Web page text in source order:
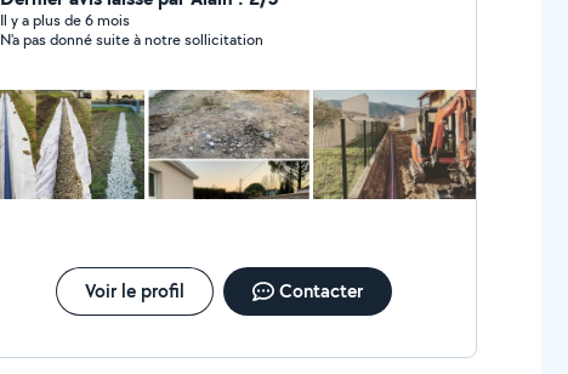
Il y a plus de 6 mois
N'a pas donné suite à notre sollicitation
Voir le profil Contacter